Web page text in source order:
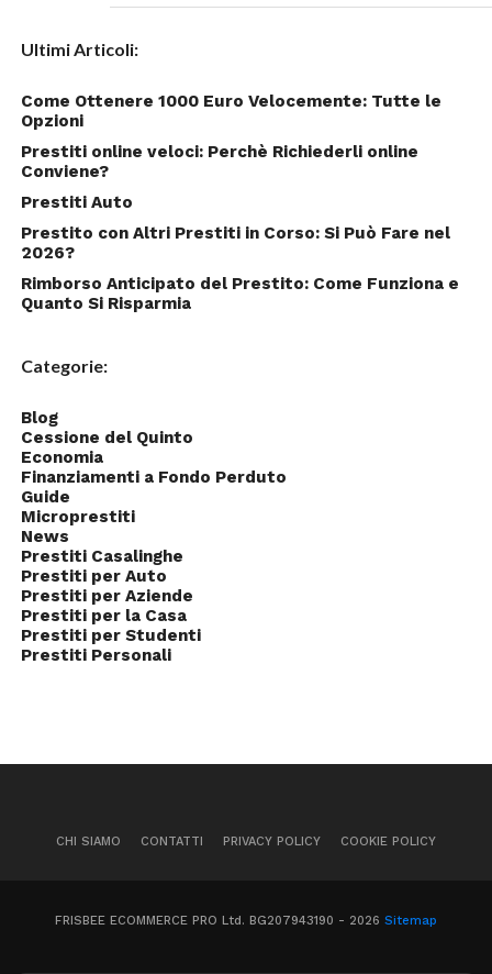
Ultimi Articoli:
Come Ottenere 1000 Euro Velocemente: Tutte le
Opzioni
Prestiti online veloci: Perchè Richiederli online
Conviene?
Prestiti Auto
Prestito con Altri Prestiti in Corso: Si Può Fare nel
2026?
Rimborso Anticipato del Prestito: Come Funziona e
Quanto Si Risparmia
Categorie:
Blog
Cessione del Quinto
Economia
Finanziamenti a Fondo Perduto
Guide
Microprestiti
News
Prestiti Casalinghe
Prestiti per Auto
Prestiti per Aziende
Prestiti per la Casa
Prestiti per Studenti
Prestiti Personali
CHI SIAMO CONTATTI PRIVACY POLICY COOKIE POLICY
FRISBEE ECOMMERCE PRO Ltd. BG207943190 - 2026 Sitemap